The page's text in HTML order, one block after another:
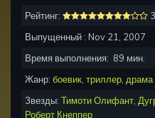
Рейтинг:
Выпущенный : Nov 21, 2007
Время выполнения: 89 мин.
Жанр: боевик триллер драма
Звезды: Тимоти Олифант
Роберт Кнеппер